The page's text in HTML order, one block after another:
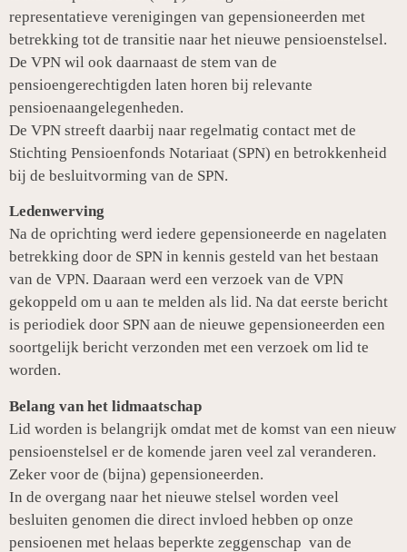
representatieve verenigingen van gepensioneerden met
betrekking tot de transitie naar het nieuwe pensioenstelsel.
De VPN wil ook daarnaast de stem van de
pensioengerechtigden laten horen bij relevante
pensioenaangelegenheden.
De VPN streeft daarbij naar regelmatig contact met de
Stichting Pensioenfonds Notariaat (SPN) en betrokkenheid
bij de besluitvorming van de SPN.
Ledenwerving
Na de oprichting werd iedere gepensioneerde en nagelaten
betrekking door de SPN in kennis gesteld van het bestaan
van de VPN. Daaraan werd een verzoek van de VPN
gekoppeld om u aan te melden als lid. Na dat eerste bericht
is periodiek door SPN aan de nieuwe gepensioneerden een
soortgelijk bericht verzonden met een verzoek om lid te
worden.
Belang van het lidmaatschap
Lid worden is belangrijk omdat met de komst van een nieuw
pensioenstelsel er de komende jaren veel zal veranderen.
Zeker voor de (bijna) gepensioneerden.
In de overgang naar het nieuwe stelsel worden veel
besluiten genomen die direct invloed hebben op onze
pensioenen met helaas beperkte zeggenschap van de